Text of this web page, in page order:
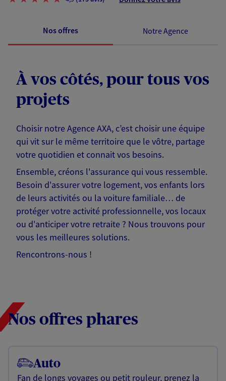
Nos offres Notre Agence
À vos côtés, pour tous vos
projets
Choisir notre Agence AXA, c’est choisir une équipe
qui vit sur le même territoire que le vôtre, partage
votre quotidien et connait vos besoins.
Ensemble, créons l'assurance qui vous ressemble.
Besoin d'assurer votre logement, vos enfants lors
de leurs activités ou la voiture familiale… de
protéger votre activité professionnelle, vos locaux
ou d'anticiper votre retraite ? Nous trouvons pour
vous les meilleures solutions.
Rencontrons-nous !
Nos offres phares
Auto
Fan de longs voyages ou petit rouleur, prenez la